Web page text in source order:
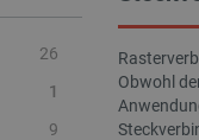
26
1
9
Obwohl